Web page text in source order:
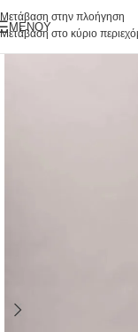
Μετάβαση στην πλοήγηση
Μετάβαση στο κύριο
ΜΕΝΟΎ